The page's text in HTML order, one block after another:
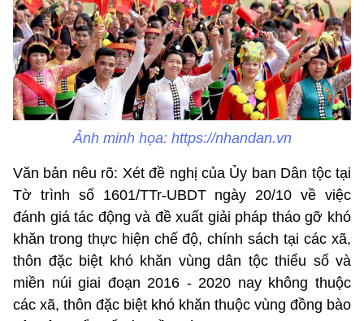
Ảnh minh họa: https://nhandan.vn
Văn bản nêu rõ: Xét đề nghị của Ủy ban Dân tộc tại
Tờ trình số 1601/TTr-UBDT ngày 20/10 về việc
đánh giá tác động và đề xuất giải pháp tháo gỡ khó
khăn trong thực hiện chế độ, chính sách tại các xã,
thôn đặc biệt khó khăn vùng dân tộc thiểu số và
miền núi giai đoạn 2016 - 2020 nay không thuộc
các xã, thôn đặc biệt khó khăn thuộc vùng đồng bào